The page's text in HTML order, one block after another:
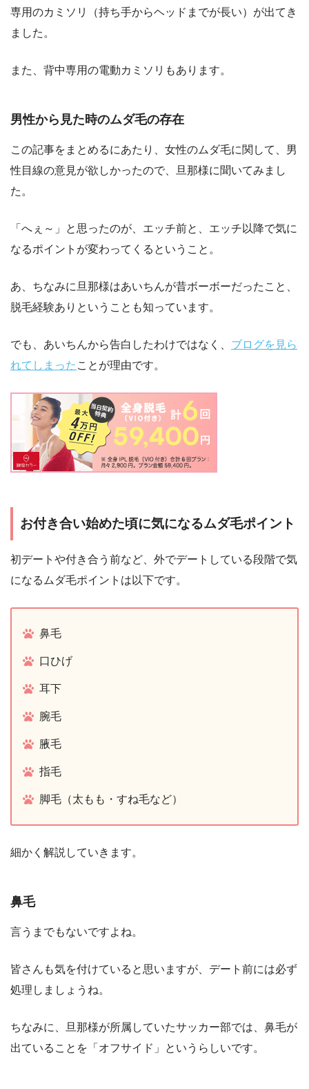
専用のカミソリ（持ち手からヘッドまでが長い）が出てき
ました。
また、背中専用の電動カミソリもあります。
男性から見た時のムダ毛の存在
この記事をまとめるにあたり、女性のムダ毛に関して、男
性目線の意見が欲しかったので、旦那様に聞いてみまし
た。
「へぇ～」と思ったのが、エッチ前と、エッチ以降で気に
なるポイントが変わってくるということ。
あ、ちなみに旦那様はあいちんが昔ボーボーだったこと、
脱毛経験ありということも知っています。
でも、あいちんから告白したわけではなく、 ブログを見ら
れてしまった ことが理由です。
お付き合い始めた頃に気になるムダ毛ポイント
初デートや付き合う前など、外でデートしている段階で気
になるムダ毛ポイントは以下です。
鼻毛
口ひげ
耳下
腕毛
腋毛
指毛
脚毛（太もも・すね毛など）
細かく解説していきます。
鼻毛
言うまでもないですよね。
皆さんも気を付けていると思いますが、デート前には必ず
処理しましょうね。
ちなみに、旦那様が所属していたサッカー部では、鼻毛が
出ていることを「オフサイド」というらしいです。